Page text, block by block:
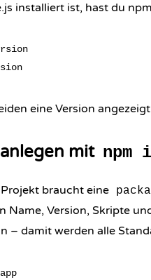
installiert ist, hast du
eine Version
mit npm
braucht eine
Name, Version, Skripte
– damit werden alle